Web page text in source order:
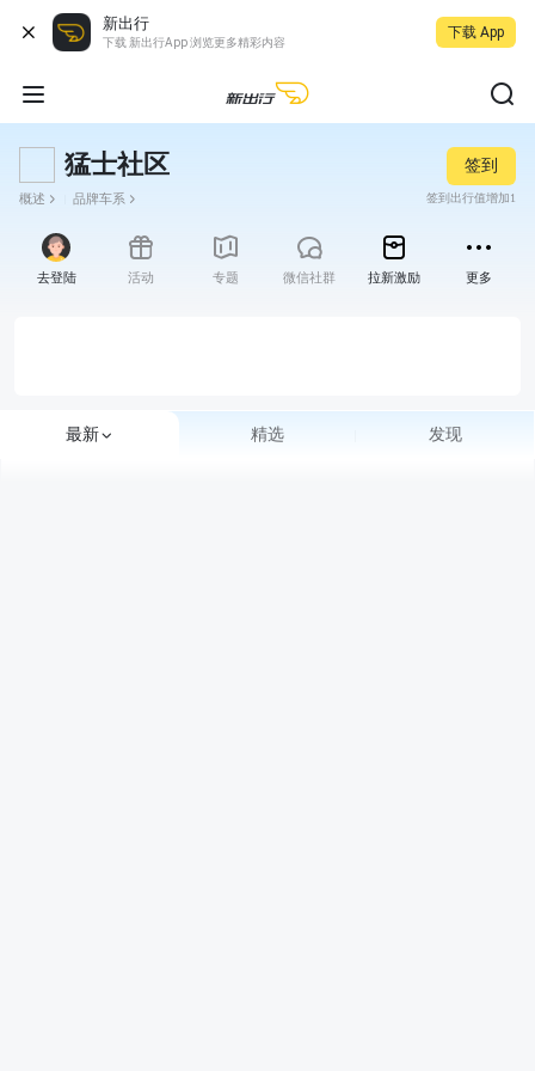
新出行
下载 新出行App 浏览更多精彩内容
下载 App
猛士社区
概述 品牌车系
签到
签到出行值增加1
去登陆 活动 专题 微信社群 拉新激励 更多
最新 精选 发现